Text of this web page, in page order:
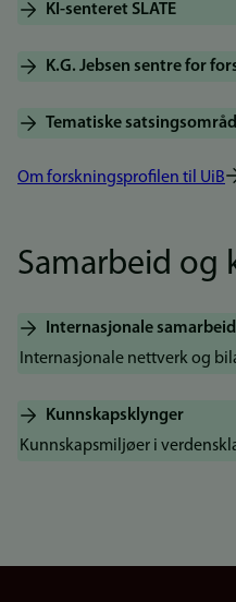
KI-senteret SLATE
K.G. Jebsen sentre for
Tematiske
Om forskningsprofilen til UiB
Samarbeid og
Internasjonale
Internasjonale nettverk og
Kunnskapsklynger
Kunnskapsmiljøer i